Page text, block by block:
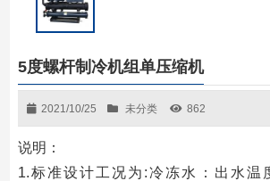
5度螺杆制冷机组单压缩机
2021/10/25 未分类 862
说明：
1.标准设计工况为:冷冻水：出水